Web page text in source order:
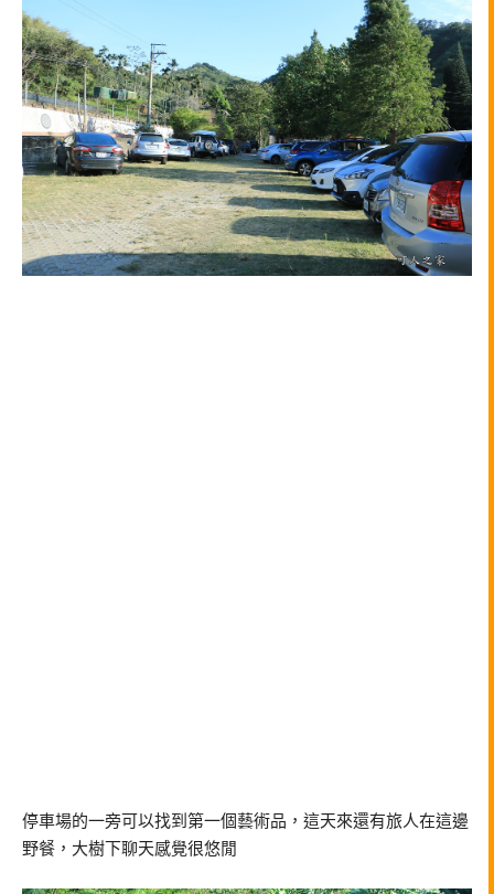
停車場的一旁可以找到第一個藝術品，這天來還有旅人在這邊
野餐，大樹下聊天感覺很悠閒